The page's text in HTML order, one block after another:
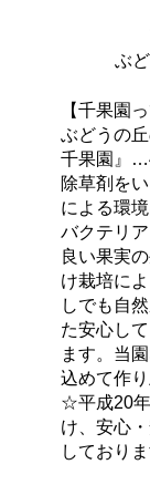
ぶ
【千果園
ぶどうの
千果園』
除草剤を
による環
バクテリ
良い果実
け栽培に
しでも自
た安心し
ます。当
込めて作
☆平成20
け、安心
しておりま